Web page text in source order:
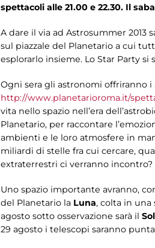
spettacoli alle 21.00 e 22.30. Il
A dare il via ad Astrosummer 2013
sul piazzale del Planetario a cui
esplorarlo insieme. Lo Star Party si
Ogni sera gli astronomi offriranno
http://www.planetarioroma.it/
vita nello spazio nell’era
Planetario, per raccontare
ambienti e le loro atmosfere in
miliardi di stelle fra cui cercare,
extraterrestri ci verranno
Uno spazio importante avranno,
del Planetario la Luna, colta in
agosto sotto osservazione sarà il
29 agosto i telescopi saranno